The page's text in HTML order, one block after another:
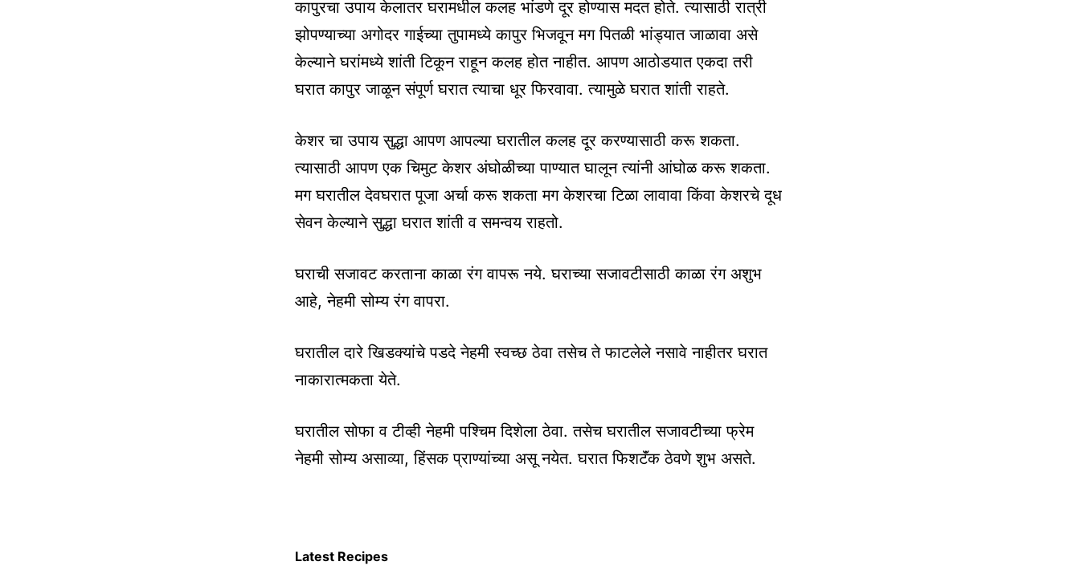
कापुरचा उपाय केलातर घरामधील कलह भांडणे दूर होण्यास मदत होते. त्यासाठी रात्री
झोपण्याच्या अगोदर गाईच्या तुपामध्ये कापुर भिजवून मग पितळी भांड्यात जाळावा असे
केल्याने घरांमध्ये शांती टिकून राहून कलह होत नाहीत. आपण आठोडयात एकदा तरी
घरात कापुर जाळून संपूर्ण घरात त्याचा धूर फिरवावा. त्यामुळे घरात शांती राहते.
केशर चा उपाय सुद्धा आपण आपल्या घरातील कलह दूर करण्यासाठी करू शकता.
त्यासाठी आपण एक चिमुट केशर अंघोळीच्या पाण्यात घालून त्यांनी आंघोळ करू शकता.
मग घरातील देवघरात पूजा अर्चा करू शकता मग केशरचा टिळा लावावा किंवा केशरचे दूध
सेवन केल्याने सुद्धा घरात शांती व समन्वय राहतो.
घराची सजावट करताना काळा रंग वापरू नये. घराच्या सजावटीसाठी काळा रंग अशुभ
आहे, नेहमी सोम्य रंग वापरा.
घरातील दारे खिडक्यांचे पडदे नेहमी स्वच्छ ठेवा तसेच ते फाटलेले नसावे नाहीतर घरात
नाकारात्मकता येते.
घरातील सोफा व टीव्ही नेहमी पश्चिम दिशेला ठेवा. तसेच घरातील सजावटीच्या फ्रेम
नेहमी सोम्य असाव्या, हिंसक प्राण्यांच्या असू नयेत. घरात फिशटॅंक ठेवणे शुभ असते.
Latest Recipes